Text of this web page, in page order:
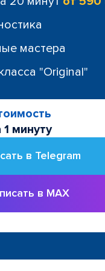
мастера
"Original"
минуту
в Telegram
в MAX